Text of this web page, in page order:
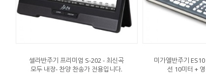
셀라반주기 프리미엄 S-202 - 최신곡
모두 내장- 찬양 찬송가 전용입니다.
미가엘반주기
선 10미터 +